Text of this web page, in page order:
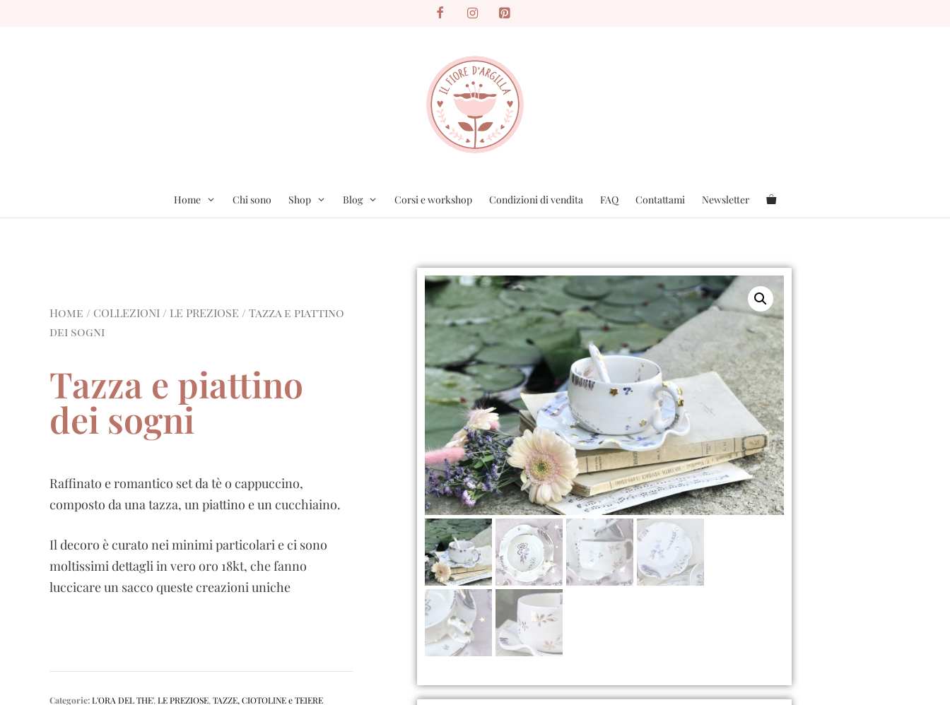
Home Chi sono Shop Blog Corsi e workshop Condizioni di vendita FAQ Contattami Newsletter
Home / COLLEZIONI / LE PREZIOSE / Tazza e piattino
dei sogni
Tazza e piattino
dei sogni
Raffinato e romantico set da tè o cappuccino,
composto da una tazza, un piattino e un cucchiaino.
Il decoro è curato nei minimi particolari e ci sono
moltissimi dettagli in vero oro 18kt, che fanno
luccicare un sacco queste creazioni uniche
Categorie:L'ORA DEL THE', LE PREZIOSE, TAZZE, CIOTOLINE e TEIERE